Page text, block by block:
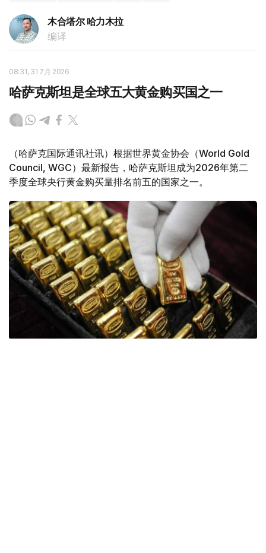
木合塔尔 哈力木拉
编译
08:31, 31 7月 2026
哈萨克斯坦是全球五大黄金购买国之一
（哈萨克国际通讯社讯）根据世界黄金协会（World Gold
Council, WGC）最新报告，哈萨克斯坦成为2026年第二
季度全球央行黄金购买量排名前五的国家之一。